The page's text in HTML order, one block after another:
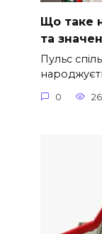
Що таке
та
Пульс
0 26